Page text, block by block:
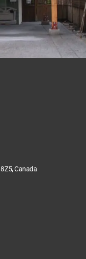
Canada